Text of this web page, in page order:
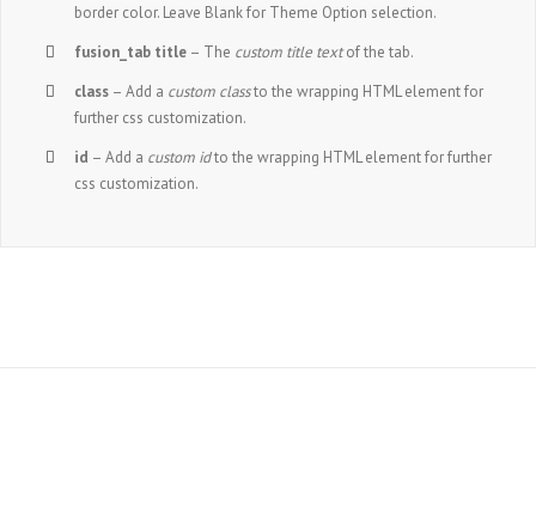
border color. Leave Blank for Theme Option selection.
fusion_tab title – The custom title textof the tab.
class – Add a custom classto the wrapping HTML element for
further css customization.
id – Add a custom idto the wrapping HTML element for further
css customization.